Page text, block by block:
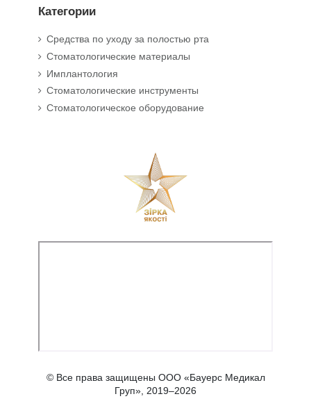
Категории
Средства по уходу за полостью рта
Стоматологические материалы
Имплантология
Стоматологические инструменты
Стоматологическое оборудование
© Все права защищены ООО «Бауерс Медикал
Груп», 2019–2026